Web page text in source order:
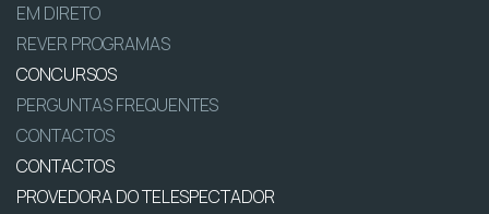
EM DIRETO
REVER PROGRAMAS
CONCURSOS
PERGUNTAS FREQUENTES
CONTACTOS
CONTACTOS
PROVEDORA DO TELESPECTADOR